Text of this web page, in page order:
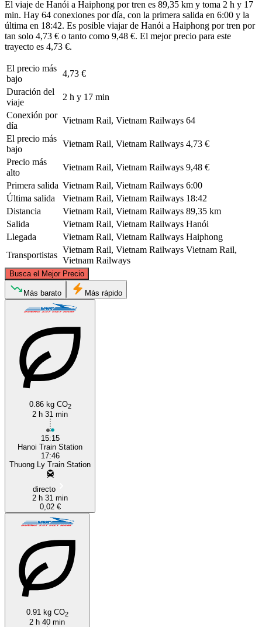
El viaje de Hanói a Haiphong por tren es 89,35 km y toma 2 h y 17
min. Hay 64 conexiones por día, con la primera salida en 6:00 y la
última en 18:42. Es posible viajar de Hanói a Haiphong por tren por
tan solo 4,73 € o tanto como 9,48 €. El mejor precio para este
trayecto es 4,73 €.
El precio más
bajo
4,73 €
Duración del
viaje
2 h y 17 min
Conexión por
día
Vietnam Rail, Vietnam Railways 64
El precio más
bajo
Vietnam Rail, Vietnam Railways 4,73 €
Precio más
alto
Vietnam Rail, Vietnam Railways 9,48 €
Primera salida Vietnam Rail, Vietnam Railways 6:00
Última salida
Vietnam Rail, Vietnam Railways 18:42
Distancia
Vietnam Rail, Vietnam Railways 89,35 km
Salida
Vietnam Rail, Vietnam Railways Hanói
Llegada
Vietnam Rail, Vietnam Railways Haiphong
Transportistas
Vietnam Rail, Vietnam Railways Vietnam Rail,
Vietnam Railways
Busca el Mejor Precio
Hanoi
Más barato Más rápido
0.86 kg CO2
2 h 31 min
15:15
Hanoi Train Station
17:46
Thuong Ly Train Station
directo
2 h 31 min
0,02 €
0.91 kg CO2
2 h 40 min